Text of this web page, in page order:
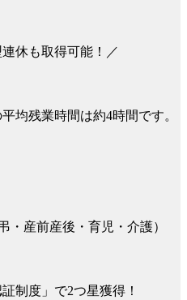
休も取得可能！／
均残業時間は約4時間です。
・産前産後・育児・介護）
制度」で2つ星獲得！